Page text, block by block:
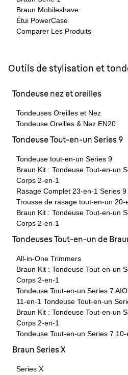
Braun Mobileshave
Étui PowerCase
Comparer Les Produits
Outils de stylisation et
Tondeuse nez et oreilles
Tondeuses Oreilles et Nez
Tondeuse Oreilles & Nez EN20
Tondeuse Tout-en-un Series 9
Tondeuse tout-en-un Series 9
Braun Kit : Tondeuse Tout-en-un
Corps 2-en-1
Rasage Complet 23-en-1 Series 9
Trousse de rasage tout-en-un 20-
Braun Kit : Tondeuse Tout-en-un
Corps 2-en-1
Tondeuses Tout-en-un de
All-in-One Trimmers
Braun Kit : Tondeuse Tout-en-un
Corps 2-en-1
Tondeuse Tout-en-un Series 7
11-en-1 Tondeuse Tout-en-un
Braun Kit : Tondeuse Tout-en-un
Corps 2-en-1
Tondeuse Tout-en-un Series 7
Braun Series X
Series X